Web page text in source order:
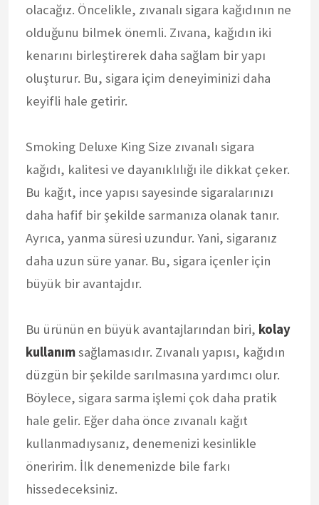
olacağız. Öncelikle, zıvanalı sigara kağıdının ne
olduğunu bilmek önemli. Zıvana, kağıdın iki
kenarını birleştirerek daha sağlam bir yapı
oluşturur. Bu, sigara içim deneyiminizi daha
keyifli hale getirir.
Smoking Deluxe King Size zıvanalı sigara
kağıdı, kalitesi ve dayanıklılığı ile dikkat çeker.
Bu kağıt, ince yapısı sayesinde sigaralarınızı
daha hafif bir şekilde sarmanıza olanak tanır.
Ayrıca, yanma süresi uzundur. Yani, sigaranız
daha uzun süre yanar. Bu, sigara içenler için
büyük bir avantajdır.
Bu ürünün en büyük avantajlarından biri, kolay
kullanımsağlamasıdır. Zıvanalı yapısı, kağıdın
düzgün bir şekilde sarılmasına yardımcı olur.
Böylece, sigara sarma işlemi çok daha pratik
hale gelir. Eğer daha önce zıvanalı kağıt
kullanmadıysanız, denemenizi kesinlikle
öneririm. İlk denemenizde bile farkı
hissedeceksiniz.